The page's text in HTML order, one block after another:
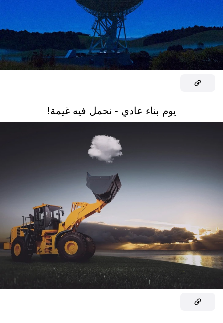
يوم بناء عادي - نحمل فيه غيمة!